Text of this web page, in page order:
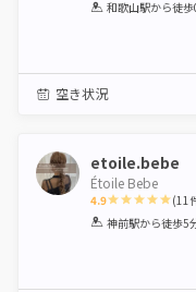
1 2 3 4 5
和歌山駅から徒
空き状況
etoile.bebe
Étoile Bebe
4.9
1 2 3 4 5
(11
神前駅から徒歩5